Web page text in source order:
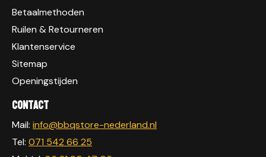
Betaalmethoden
Ruilen & Retourneren
Klantenservice
Sitemap
Openingstijden
Contact
Mail: info@bbqstore-nederland.nl
Tel: 071 542 66 25